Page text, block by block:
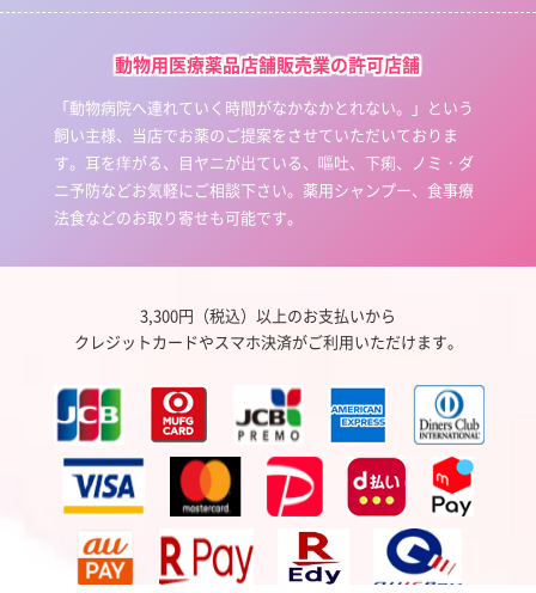
動物用医療薬品店舗販売業の許可店舗
「動物病院へ連れていく時間がなかなかとれない。」という
飼い主様、当店でお薬のご提案をさせていただいておりま
す。耳を痒がる、目ヤニが出ている、嘔吐、下痢、ノミ・ダ
ニ予防などお気軽にご相談下さい。薬用シャンプー、食事療
法食などのお取り寄せも可能です。
3,300円（税込）以上のお支払いから
クレジットカードやスマホ決済がご利用いただけます。